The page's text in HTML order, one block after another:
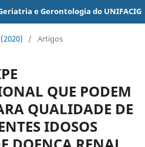
e Gerontologia do UNIFACIG
/ Artigos
QUE PODEM
QUALIDADE DE
IDOSOS